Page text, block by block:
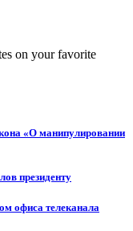
on your favorite
«О манипулировании
президенту
офиса телеканала